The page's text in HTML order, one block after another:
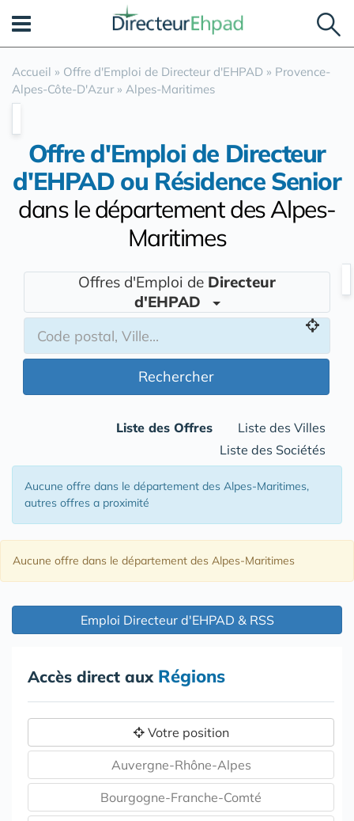
Accueil » Offre d'Emploi de Directeur d'EHPAD » Provence-
Alpes-Côte-D'Azur » Alpes-Maritimes
Offre d'Emploi de Directeur
d'EHPAD ou Résidence Senior
dans le département des Alpes-
Maritimes
Offres d'Emploi de Directeur
d'EHPAD
Rechercher
Liste des Offres
Liste des Villes
Liste des Sociétés
Aucune offre dans le département des Alpes-Maritimes,
autres offres a proximité
Aucune offre dans le département des Alpes-Maritimes
Emploi Directeur d'EHPAD & RSS
Accès direct aux Régions
Votre position
Auvergne-Rhône-Alpes
Bourgogne-Franche-Comté
Panneau de gestion des cookies